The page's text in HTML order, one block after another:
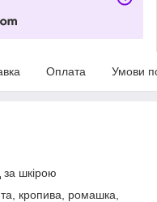
Оплата Умови
шкірою
кропива, ромашка,